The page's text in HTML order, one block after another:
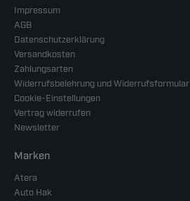
Impressum
AGB
Datenschutzerklärung
Versandkosten
Zahlungsarten
Widerrufsbelehrung und Widerrufsformular
Cookie-Einstellungen
Vertrag widerrufen
Newsletter
Marken
Atera
Auto Hak